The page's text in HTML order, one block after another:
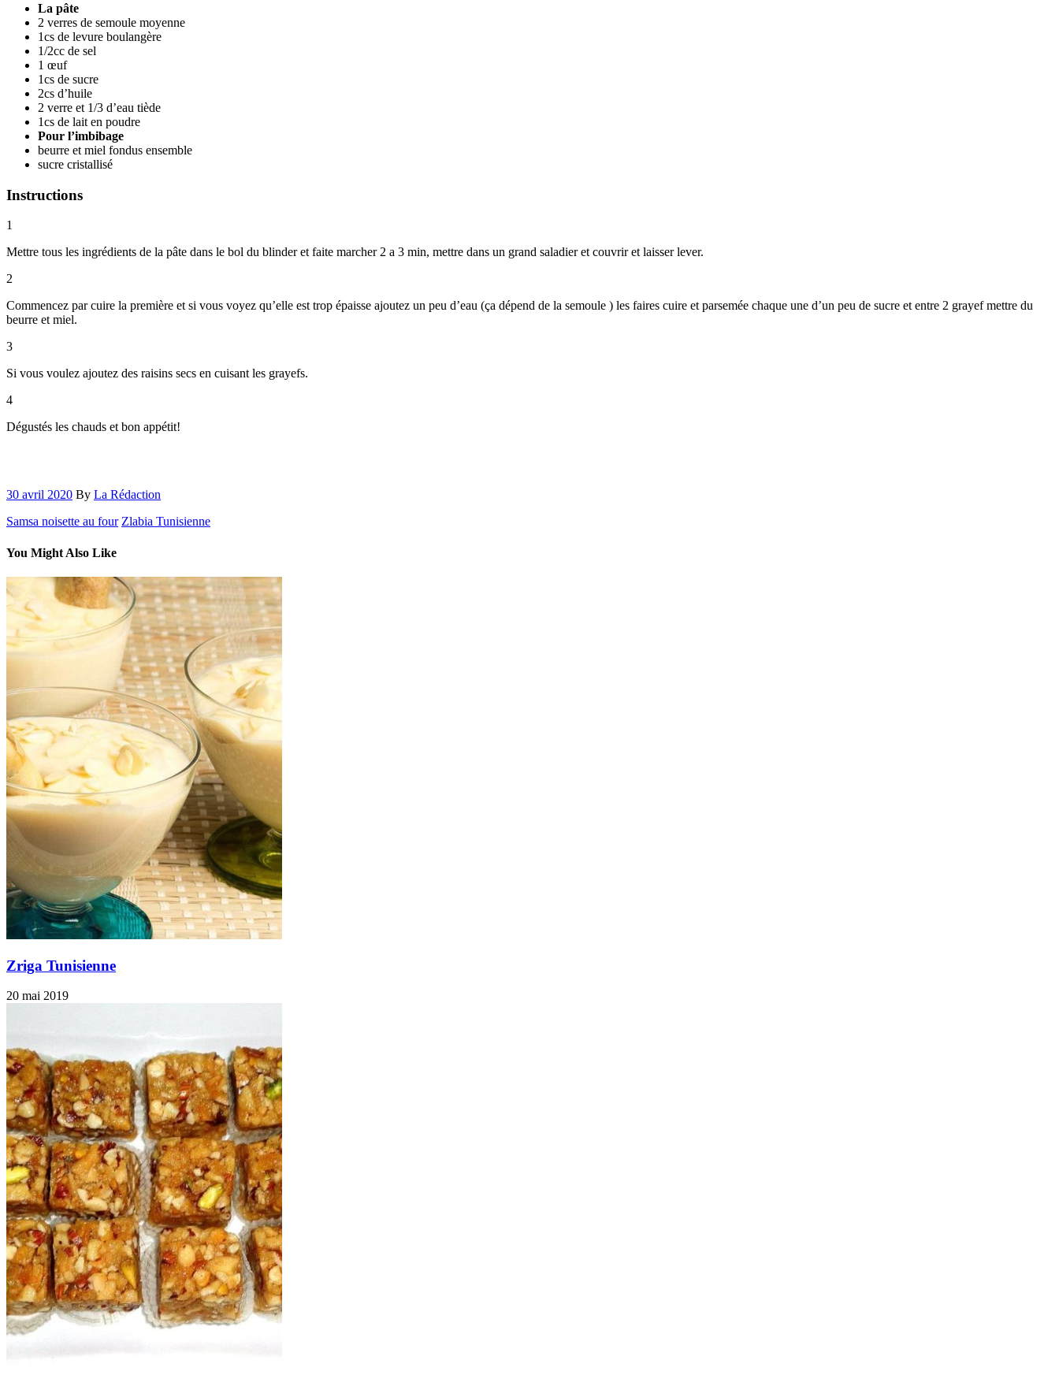
La pâte
2 verres de semoule moyenne
1cs de levure boulangère
1/2cc de sel
1 œuf
1cs de sucre
2cs d’huile
2 verre et 1/3 d’eau tiède
1cs de lait en poudre
Pour l’imbibage
beurre et miel fondus ensemble
sucre cristallisé
Instructions
1
Mettre tous les ingrédients de la pâte dans le bol du blinder et faite marcher 2 a 3 min, mettre dans un grand saladier et couvrir et laisser lever.
2
Commencez par cuire la première et si vous voyez qu’elle est trop épaisse ajoutez un peu d’eau (ça dépend de la semoule ) les faires cuire et parsemée chaque une d’un peu de sucre et entre 2 grayef mettre du
beurre et miel.
3
Si vous voulez ajoutez des raisins secs en cuisant les grayefs.
4
Dégustés les chauds et bon appétit!
30 avril 2020 By La Rédaction
Samsa noisette au four Zlabia Tunisienne
You Might Also Like
Zriga Tunisienne
20 mai 2019